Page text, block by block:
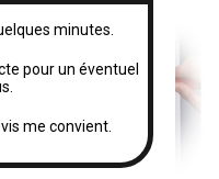
minutes.
pour un éventuel
me convient.